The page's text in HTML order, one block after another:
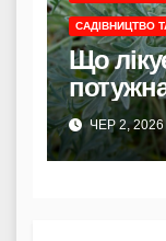
САДІВНИЦТВО
Що
сил
ЧЕР 2, 2026